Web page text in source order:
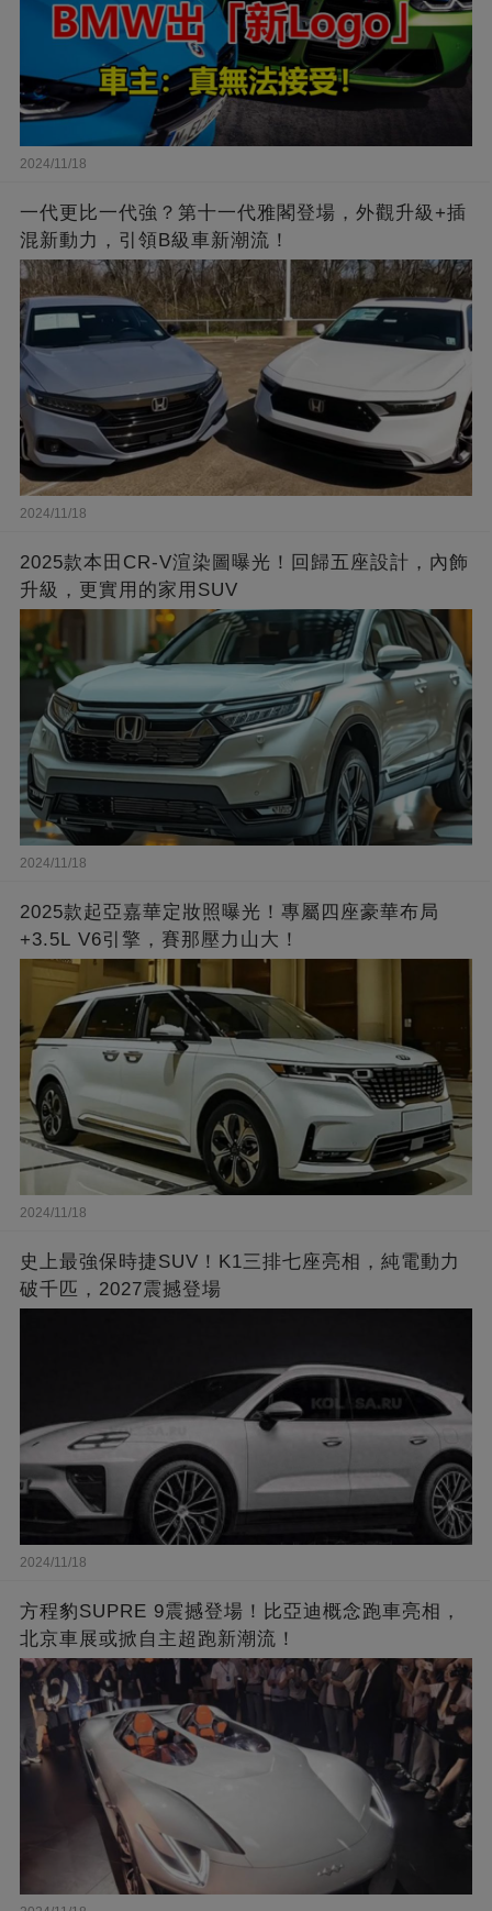
2024/11/18
一代更比一代強？第十一代雅閣登場，外觀升級+插
混新動力，引領B級車新潮流！
2024/11/18
2025款本田CR-V渲染圖曝光！回歸五座設計，內飾
升級，更實用的家用SUV
2024/11/18
2025款起亞嘉華定妝照曝光！專屬四座豪華布局
+3.5L V6引擎，賽那壓力山大！
2024/11/18
史上最強保時捷SUV！K1三排七座亮相，純電動力
破千匹，2027震撼登場
2024/11/18
方程豹SUPRE 9震撼登場！比亞迪概念跑車亮相，
北京車展或掀自主超跑新潮流！